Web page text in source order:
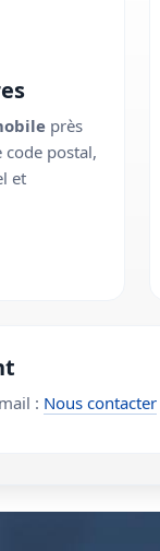
près
code postal,
et
: Nous contacter